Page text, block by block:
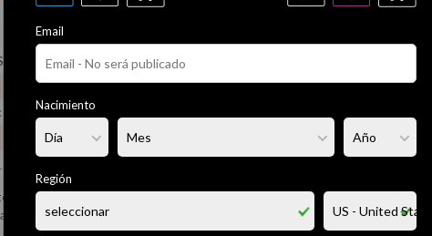
34 años
Pelo: Moreno
Normal
divertido y muy reservado me gusta andar en moto salir a tomar algo y
nueva
Email
Nacimiento
Región